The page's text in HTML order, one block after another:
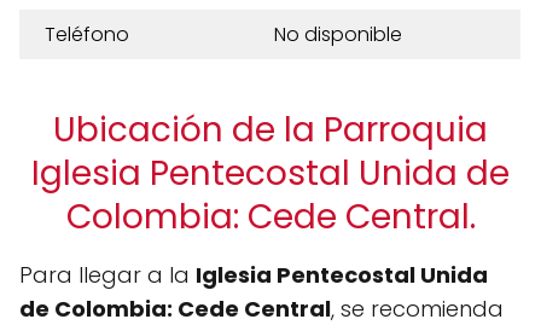
Teléfono
No disponible
Ubicación de la Parroquia
Iglesia Pentecostal Unida de
Colombia: Cede Central.
Para llegar a la Iglesia Pentecostal Unida
de Colombia: Cede Central, se recomienda